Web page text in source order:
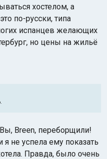
хостелом, а
по-русски, типа
испанцев желающих
но цены на жильё
Breen, переборщили!
не успела ему показать
Правда, было очень